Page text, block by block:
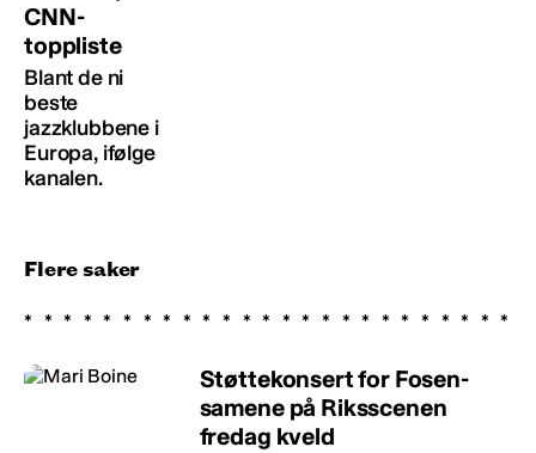
CNN-
toppliste
Blant de ni
beste
jazzklubbene i
Europa, ifølge
kanalen.
Flere saker
Støttekonsert for Fosen-
samene på Riksscenen
fredag kveld